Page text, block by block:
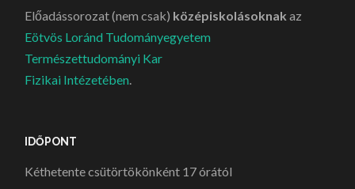
Előadássorozat (nem csak) középiskolásoknak az
Eötvös Loránd Tudományegyetem
Természettudományi Kar
Fizikai Intézetében
IDŐPONT
Kéthetente csütörtökönként 17 órától